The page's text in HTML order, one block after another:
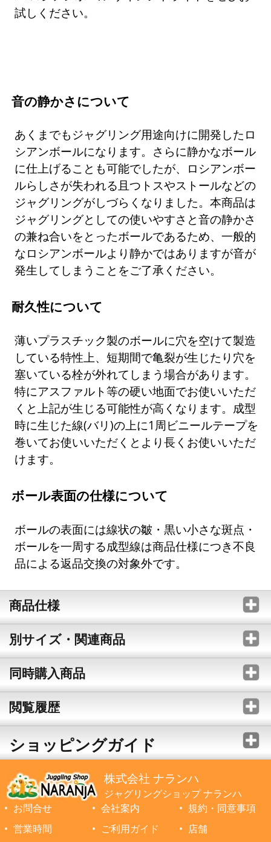
試しください。
音の静かさについて
あくまでもジャグリング用途向けに開発したロ
シアンボールになります。さらに静かなボール
に仕上げることも可能でしたが、ロシアンボー
ルらしさが失われる且つトスやストールなどの
ジャグリングがしづらくなりました。本商品は
ジャグリングとしての使いやすさと音の静かさ
の兼ね合いをとったボールであるため、一般的
なロシアンボールより静かではありますが音が
発生してしまうことをご了承ください。
耐久性について
薄いプラスチック製のボールに穴を空けて製造
している特性上、短期間で亀裂が生じたり穴を
塞いている栓が外れてしまう場合があります。
特にアスファルト等の硬い地面でお使いいただ
くと上記が生じる可能性が高くなります。成型
時に生じた線(バリ)の上に1周ビニールテープを
巻いてお使いいただくとより長くお使いいただ
けます。
ボール表面の仕様について
ボールの表面には線状の皺・黒い小さな斑点・
ボールを一周する成型線は商品仕様につき不良
品による返品交換の対象外です。
商品仕様
別サイズ・関連商品
同時購入商品
閲覧履歴
ショッピングガイド
株式会社 ナランハ
ジャグリングショップ ナランハ
お問合せ
会社案内
規約・同意事項
営業時間
ご利用ガイド 店舗